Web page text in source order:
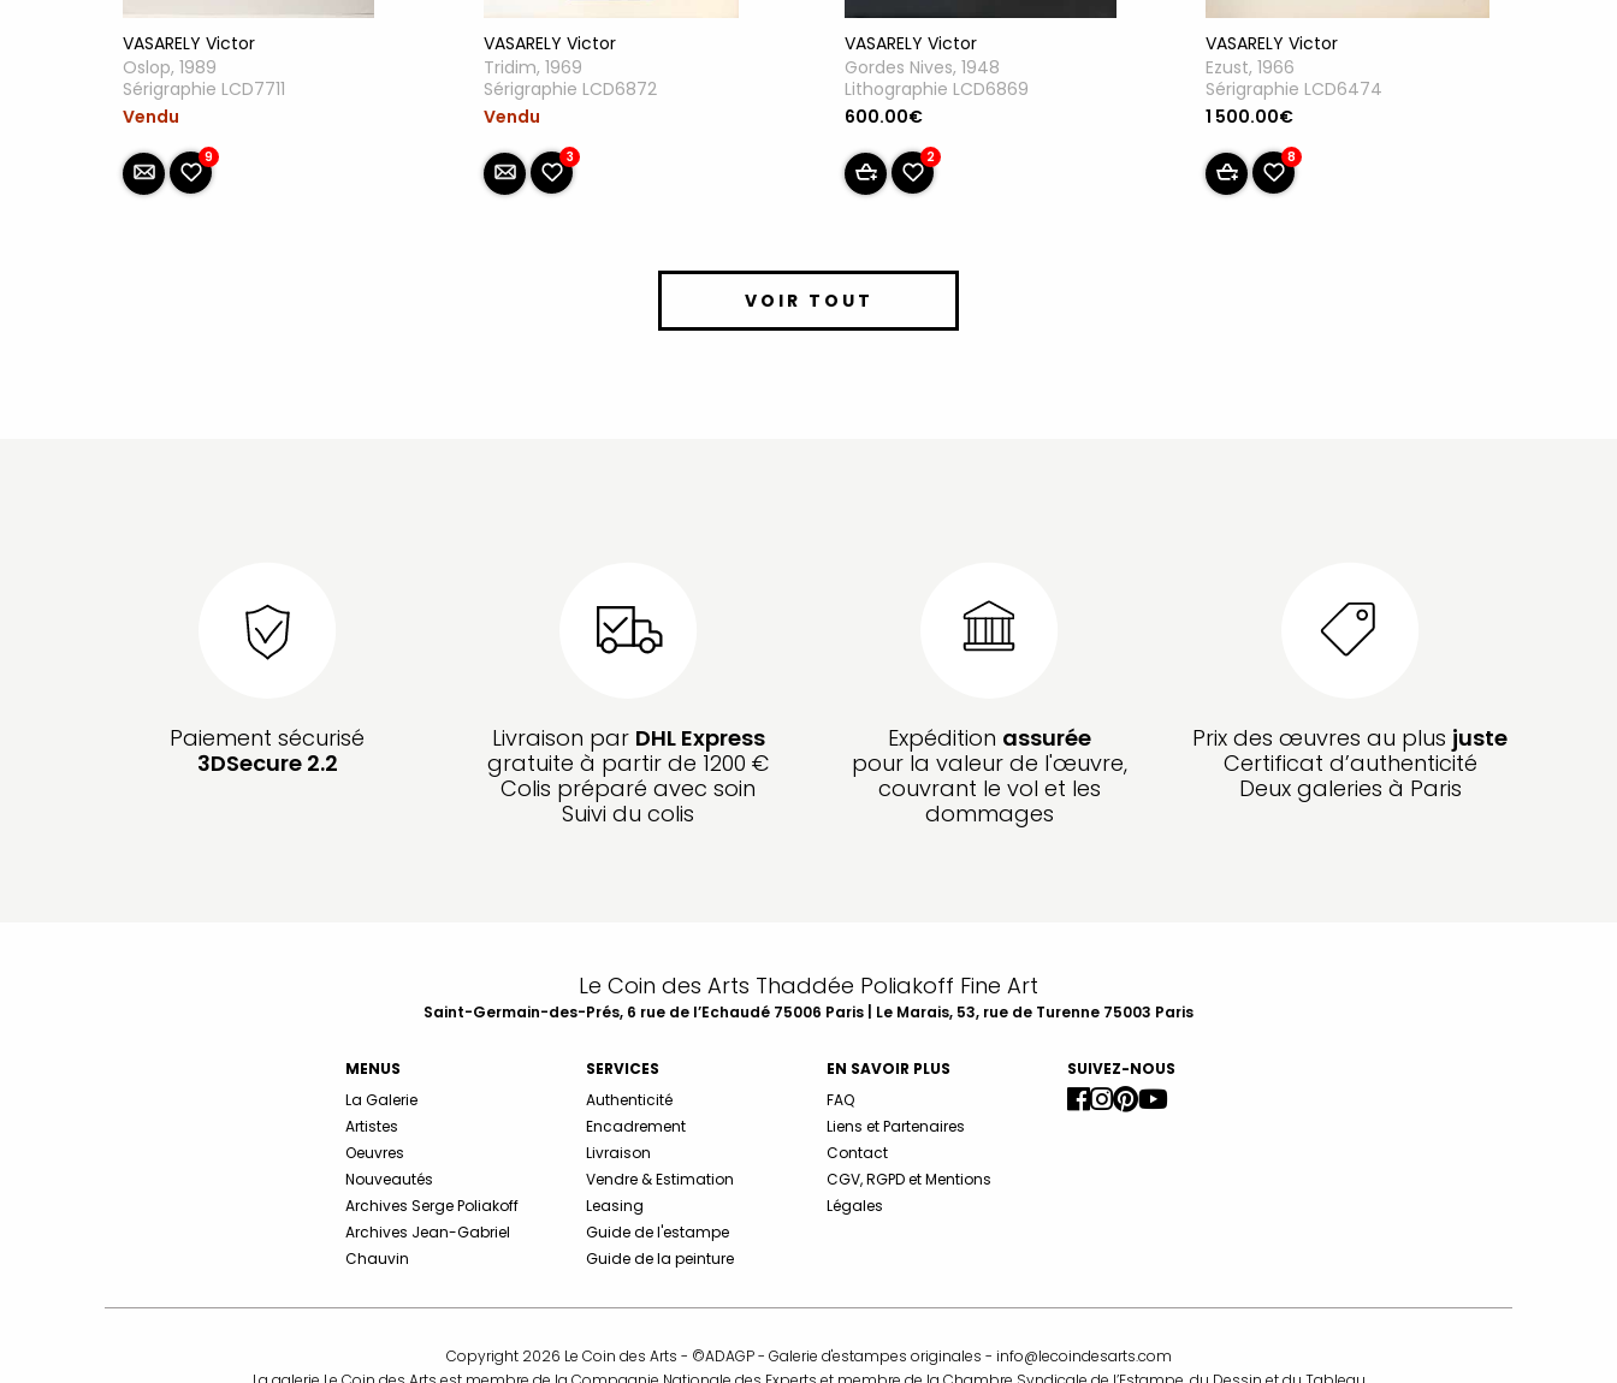
VASARELY Victor
Oslop, 1989
Sérigraphie LCD7711
Vendu
9
VASARELY Victor
Tridim, 1969
Sérigraphie LCD6872
Vendu
3
VASARELY Victor
Gordes Nives, 1948
Lithographie LCD6869
600.00€
2
VASARELY Victor
Ezust, 1966
Sérigraphie LCD6474
1 500.00€
8
VOIR TOUT
Paiement sécurisé
3DSecure 2.2
Livraison par DHL Express
gratuite à partir de 1200 €
Colis préparé avec soin
Suivi du colis
Expédition assurée
pour la valeur de l'œuvre,
couvrant le vol et les
dommages
Prix des œuvres au plus juste
Certificat d’authenticité
Deux galeries à Paris
Le Coin des Arts Thaddée Poliakoff Fine Art
Saint-Germain-des-Prés, 6 rue de l’Echaudé 75006 Paris | Le Marais, 53, rue de Turenne 75003 Paris
MENUS
La Galerie
Artistes
Oeuvres
Nouveautés
Archives Serge Poliakoff
Archives Jean-Gabriel
Chauvin
SERVICES
Authenticité
Encadrement
Livraison
Vendre & Estimation
Leasing
Guide de l'estampe
Guide de la peinture
EN SAVOIR PLUS
FAQ
Liens et Partenaires
Contact
CGV, RGPD et Mentions
Légales
SUIVEZ-NOUS
Copyright 2026 Le Coin des Arts - ©ADAGP - Galerie d'estampes originales - info@lecoindesarts.com